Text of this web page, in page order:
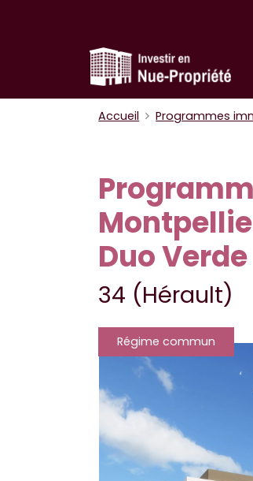
Accueil Programmes
Duo Verde
34 (Hérault)
Régime commun